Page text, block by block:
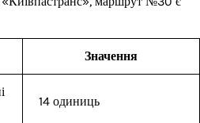
Значення
14 одиниць